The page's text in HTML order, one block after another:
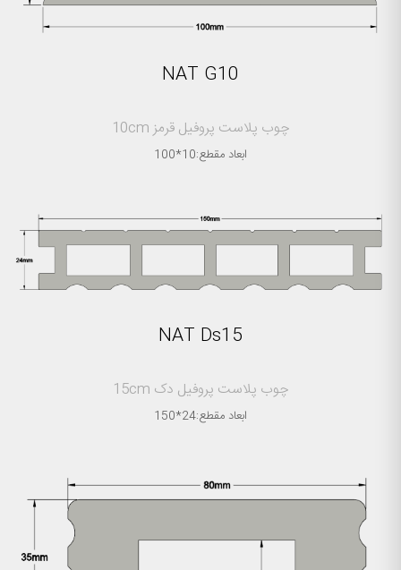
NAT G10
چوب پلاست پروفیل قرمز 10cm
ابعاد مقطع:10*100
NAT Ds15
چوب پلاست پروفیل دک 15cm
ابعاد مقطع:24*150